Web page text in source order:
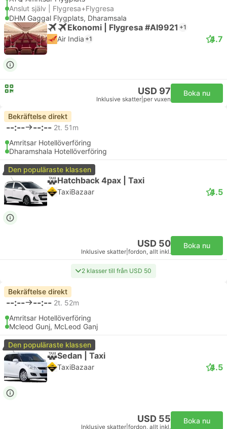
Anslut själv | Flygresa+Flygresa
DHM Gaggal Flygplats, Dharamsala
Ekonomi | Flygresa #AI9921 +1
Air India +1 4.7
USD 97
Inklusive skatter per vuxen
Boka nu
Bekräftelse direkt
--:-- --:-- 2t. 51m
Amritsar Hotellöverföring
Dharamshala Hotellöverföring
Den populäraste klassen
Hatchback 4pax | Taxi
TaxiBazaar 4.5
USD 50
Inklusive skatter fordon, allt inkl.
Boka nu
2 klasser till från USD 50
Bekräftelse direkt
--:-- --:-- 2t. 52m
Amritsar Hotellöverföring
Mcleod Gunj, McLeod Ganj
Den populäraste klassen
Sedan | Taxi
TaxiBazaar 4.5
USD 55
Inklusive skatter fordon, allt inkl.
Boka nu